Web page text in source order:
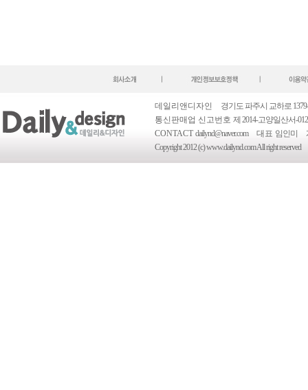
데일리앤디자인
경기도 파주시 교하로
통신판매업 신고번호 제 2014-고양일산서-
CONTACT dailynd@naver.com 대표 임인미
Copyright 2012 (c) www.dailynd.com All right reserved